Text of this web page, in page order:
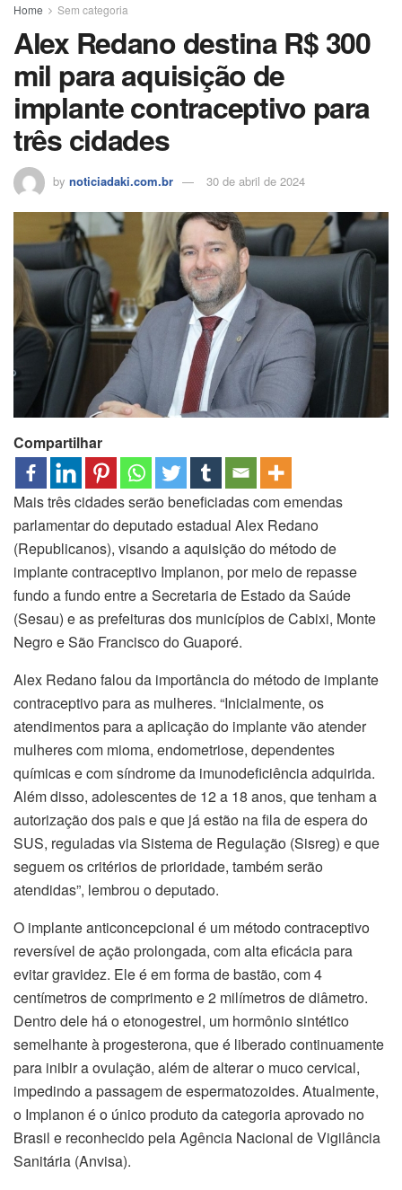
o
k ar
Home Sem categoria
Alex Redano destina R$ 300
mil para aquisição de
implante contraceptivo para
três cidades
by noticiadaki.com.br 30 de abril de 2024
Compartilhar
Mais três cidades serão beneficiadas com emendas
parlamentar do deputado estadual Alex Redano
(Republicanos), visando a aquisição do método de
implante contraceptivo Implanon, por meio de repasse
fundo a fundo entre a Secretaria de Estado da Saúde
(Sesau) e as prefeituras dos municípios de Cabixi, Monte
Negro e São Francisco do Guaporé.
Alex Redano falou da importância do método de implante
contraceptivo para as mulheres. “Inicialmente, os
atendimentos para a aplicação do implante vão atender
mulheres com mioma, endometriose, dependentes
químicas e com síndrome da imunodeficiência adquirida.
Além disso, adolescentes de 12 a 18 anos, que tenham a
autorização dos pais e que já estão na fila de espera do
SUS, reguladas via Sistema de Regulação (Sisreg) e que
seguem os critérios de prioridade, também serão
atendidas”, lembrou o deputado.
O implante anticoncepcional é um método contraceptivo
reversível de ação prolongada, com alta eficácia para
evitar gravidez. Ele é em forma de bastão, com 4
centímetros de comprimento e 2 milímetros de diâmetro.
Dentro dele há o etonogestrel, um hormônio sintético
semelhante à progesterona, que é liberado continuamente
para inibir a ovulação, além de alterar o muco cervical,
impedindo a passagem de espermatozoides. Atualmente,
o Implanon é o único produto da categoria aprovado no
Brasil e reconhecido pela Agência Nacional de Vigilância
Sanitária (Anvisa).